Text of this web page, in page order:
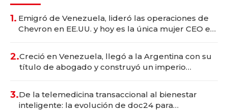
1. Emigró de Venezuela, lideró las operaciones de
Chevron en EE.UU. y hoy es la única mujer CEO en
2.Creció en Venezuela, llegó a la Argentina con su
título de abogado y construyó un imperio
3.De la telemedicina transaccional al bienestar
inteligente: la evolución de doc24 para